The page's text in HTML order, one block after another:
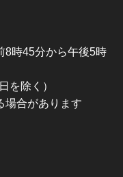
8時45分から午後5時
を除く）
場合があります